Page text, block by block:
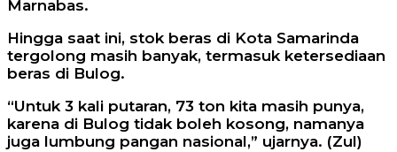
Marnabas.
Hingga saat ini, stok beras di Kota Samarinda
tergolong masih banyak, termasuk ketersediaan
beras di Bulog.
“Untuk 3 kali putaran, 73 ton kita masih punya,
karena di Bulog tidak boleh kosong, namanya
juga lumbung pangan nasional,” ujarnya. (Zul)